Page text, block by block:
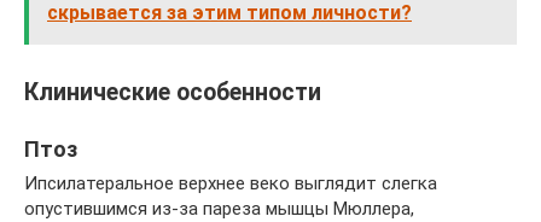
скрывается за этим типом личности?
Клинические особенности
Птоз
Ипсилатеральное верхнее веко выглядит слегка
опустившимся из-за пареза мышцы Мюллера,